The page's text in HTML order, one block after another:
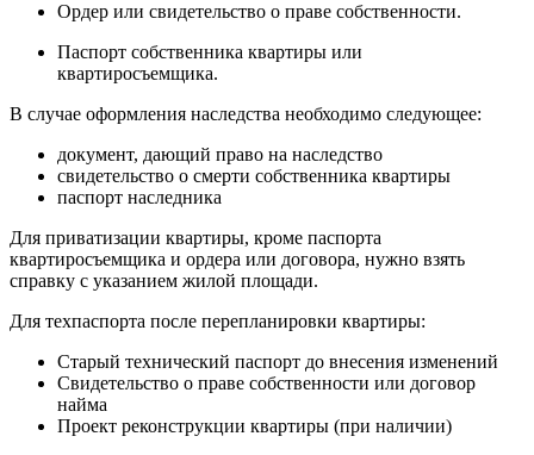
Ордер или свидетельство о праве собственности.
Паспорт собственника квартиры или
квартиросъемщика.
В случае оформления наследства необходимо следующее:
документ, дающий право на наследство
свидетельство о смерти собственника квартиры
паспорт наследника
Для приватизации квартиры, кроме паспорта
квартиросъемщика и ордера или договора, нужно взять
справку с указанием жилой площади.
Для техпаспорта после перепланировки квартиры:
Старый технический паспорт до внесения изменений
Свидетельство о праве собственности или договор
найма
Проект реконструкции квартиры (при наличии)